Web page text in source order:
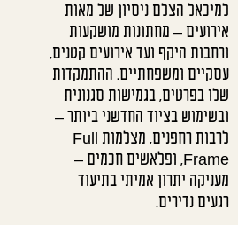
למיכאל הצלם ניסיון של מאות
אירועים – מחתונות מושקעות
ורחבות היקף ועד אירועים קטנים,
עסקיים ומשפחתיים. ההתמקדות
שלו בפרטים, בגמישות סגנונית
ובשימוש בציוד החדשני ביותר –
לרבות רחפנים, מצלמות Full
Frame, ופלאשים חכמים –
מעניקה יתרון אמיתי בתיעוד
רגעים נדירים.